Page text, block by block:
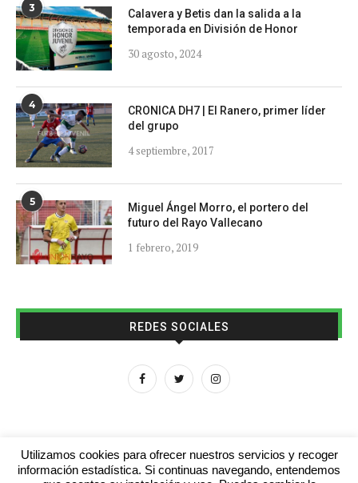
3
Calavera y Betis dan la salida a la
temporada en División de Honor
30 agosto, 2024
4
CRONICA DH7 | El Ranero, primer líder
del grupo
4 septiembre, 2017
5
Miguel Ángel Morro, el portero del
futuro del Rayo Vallecano
1 febrero, 2019
REDES SOCIALES
Utilizamos cookies para ofrecer nuestros servicios y recoger
información estadística. Si continuas navegando, entendemos